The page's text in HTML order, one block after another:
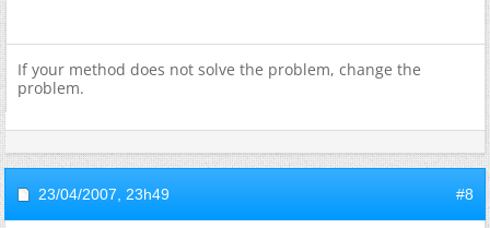
If your method does not solve the problem, change the
problem.
23/04/2007, 23h49 #8